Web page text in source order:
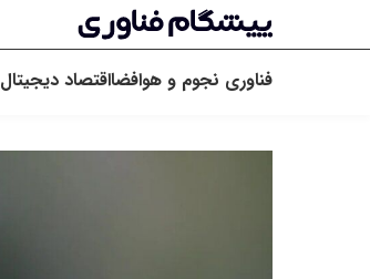
فناوری نجوم و هوافضااقتصاد دیجیتال